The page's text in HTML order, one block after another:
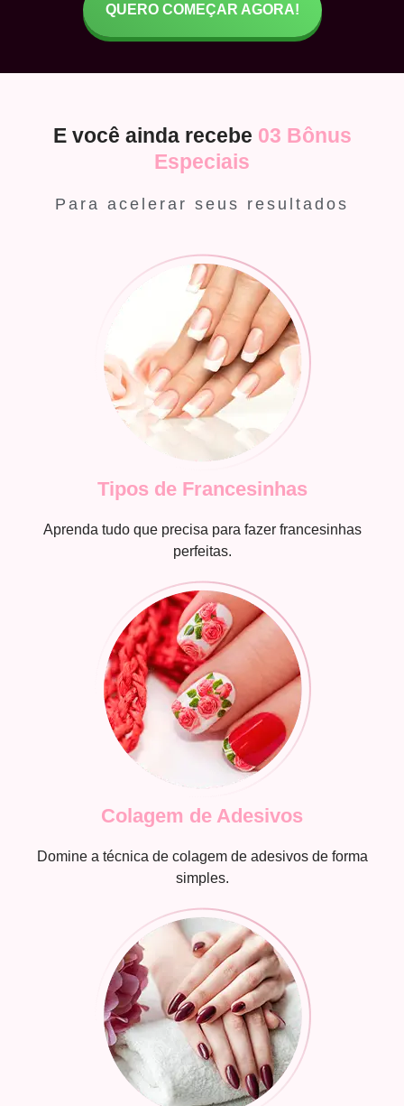
QUERO COMEÇAR AGORA!
E você ainda recebe 03 Bônus
Especiais
Para acelerar seus resultados
Tipos de Francesinhas
Aprenda tudo que precisa para fazer francesinhas
perfeitas.
Colagem de Adesivos
Domine a técnica de colagem de adesivos de forma
simples.